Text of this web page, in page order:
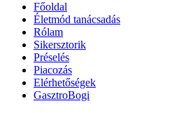
Főoldal
Életmód tanácsadás
Rólam
Sikersztorik
Préselés
Piacozás
Elérhetőségek
GasztroBogi